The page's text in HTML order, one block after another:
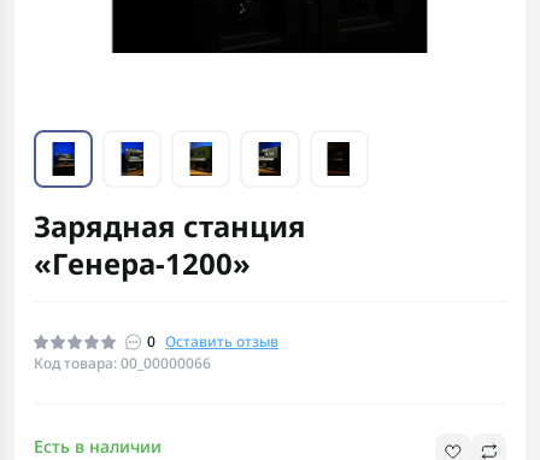
Зарядная станция
«Генера-1200»
0 Оставить отзыв
Код товара: 00_00000066
Есть в наличии